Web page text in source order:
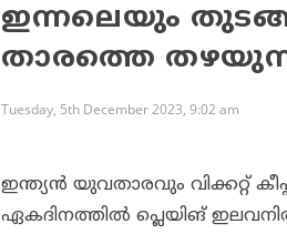
ഇന്നലെയും
താരത്തെ
Tuesday, 5th December 2023, 9:02 am
ഇന്ത്യന്‍ യുവതാരവും വിക്കറ്റ്
ഏകദിനത്തില്‍ പ്ലെയിങ്